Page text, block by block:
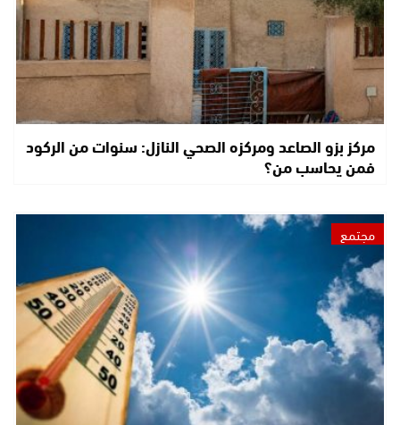
مركز بزو الصاعد ومركزه الصحي النازل: سنوات من الركود
فمن يحاسب من؟
مجتمع